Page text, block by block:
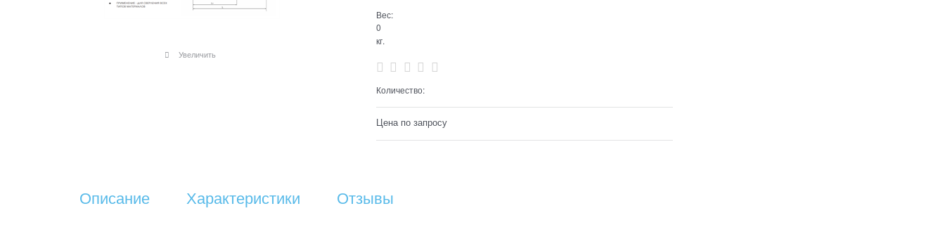
Увеличить
Вес:
0
кг.
Количество:
Цена по запросу
Описание Характеристики Отзывы